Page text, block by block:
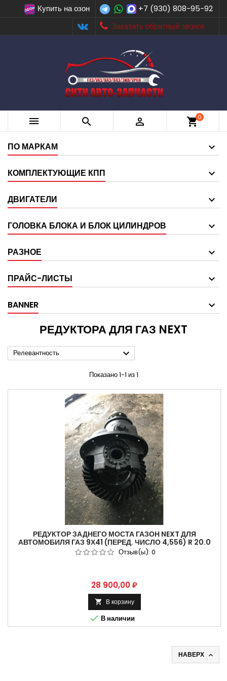
Купить на озон
+7 (930) 808-95-92
Заказать обратный звонок
   shopping_cart0
ПО МАРКАМ
КОМПЛЕКТУЮЩИЕ КПП
ДВИГАТЕЛИ
ГОЛОВКА БЛОКА И БЛОК ЦИЛИНДРОВ
РАЗНОЕ
ПРАЙС-ЛИСТЫ
BANNER
РЕДУКТОРА ДЛЯ ГАЗ NEXT
Релевантность 
Показано 1-1 из 1
РЕДУКТОР ЗАДНЕГО МОСТА ГАЗОН NEXT ДЛЯ
АВТОМОБИЛЯ ГАЗ 9Х41 (ПЕРЕД. ЧИСЛО 4,556) R 20.0
АРТИКУЛ С41R11-2402010
Отзыв(ы): 0
Цена
28 900,00 ₽
 В корзину
 В наличии
НАВЕРХ 